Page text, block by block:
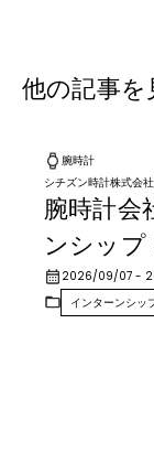
他の記事を
腕時計
シチズン時計株式会社
腕時計会
ンシッ
2026/09/07 -
インターンシッ